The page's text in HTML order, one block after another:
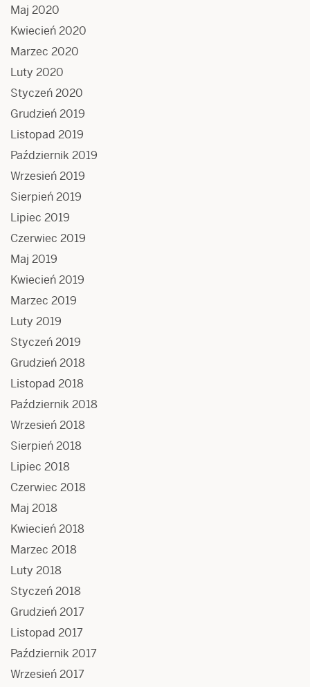
Maj 2020
Kwiecień 2020
Marzec 2020
Luty 2020
Styczeń 2020
Grudzień 2019
Listopad 2019
Październik 2019
Wrzesień 2019
Sierpień 2019
Lipiec 2019
Czerwiec 2019
Maj 2019
Kwiecień 2019
Marzec 2019
Luty 2019
Styczeń 2019
Grudzień 2018
Listopad 2018
Październik 2018
Wrzesień 2018
Sierpień 2018
Lipiec 2018
Czerwiec 2018
Maj 2018
Kwiecień 2018
Marzec 2018
Luty 2018
Styczeń 2018
Grudzień 2017
Listopad 2017
Październik 2017
Wrzesień 2017